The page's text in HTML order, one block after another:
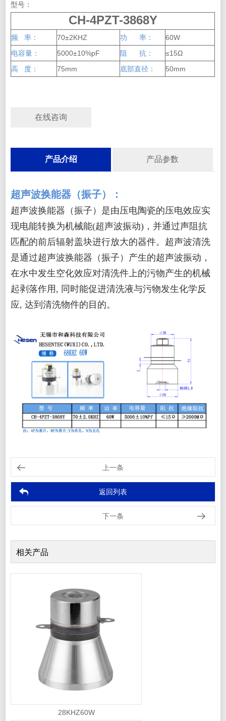
型号：
CH-4PZT-3868Y
频 率： 70±2KHZ 功 率：
60W
电容量：
5000±10%pF 阻 抗：
≤15Ω
高 度：
75mm 底部直径： 50mm
在线咨询
产品介绍 产品参数
超声波换能器（振子）：
超声波换能器（振子）是由压电陶瓷的压电效应实
现电能转换为机械能(超声波振动)，并通过声阻抗
匹配的前后辐射盖块进行放大的器件。超声波清洗
是通过超声波换能器（振子）产生的超声波振动，
在水中发生空化效应对清洗件上的污物产生的机械
起剥落作用, 同时能促进清洗液与污物发生化学反
应, 达到清洗物件的目的。
上一条
返回列表
下一条
相关产品
28KHZ60W